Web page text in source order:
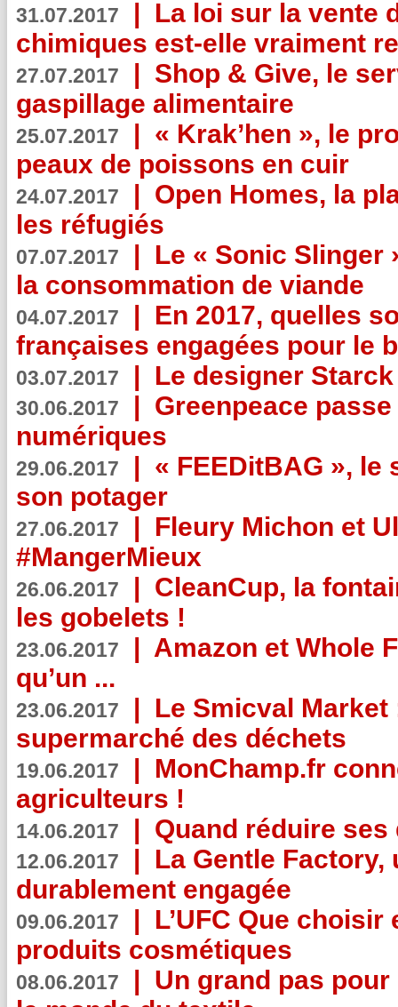
31.07.2017 | La loi sur la vente
chimiques est-elle vraiment
27.07.2017 | Shop & Give, le
gaspillage alimentaire
25.07.2017 | « Krak’hen », le
peaux de poissons en cuir
24.07.2017 | Open Homes, la
les réfugiés
07.07.2017 | Le « Sonic Slinger
la consommation de viande
04.07.2017 | En 2017, quelles
françaises engagées pour le
03.07.2017 | Le designer
30.06.2017 | Greenpeace
numériques
29.06.2017 | « FEEDitBAG », le
son potager
27.06.2017 | Fleury Michon et
#MangerMieux
26.06.2017 | CleanCup, la
les gobelets !
23.06.2017 | Amazon et Whole
qu’un ...
23.06.2017 | Le Smicval
supermarché des déchets
19.06.2017 | MonChamp.fr
agriculteurs !
14.06.2017 | Quand réduire
12.06.2017 | La Gentle
durablement engagée
09.06.2017 | L’UFC Que
produits cosmétiques
08.06.2017 | Un grand pas